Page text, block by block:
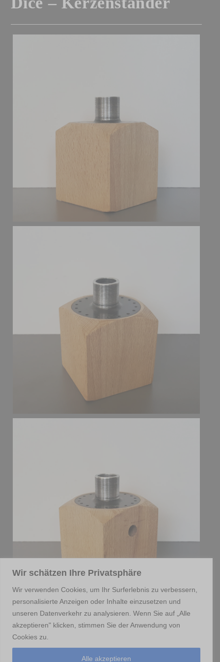
Wir schätzen Ihre Privatsphäre
Wir verwenden Cookies, um Ihr Surferlebnis zu verbessern,
personalisierte Anzeigen oder Inhalte einzusetzen und
unseren Datenverkehr zu analysieren. Wenn Sie auf „Alle
akzeptieren" klicken, stimmen Sie der Anwendung von
Cookies zu.
Alle akzeptieren
Instagram Impressum